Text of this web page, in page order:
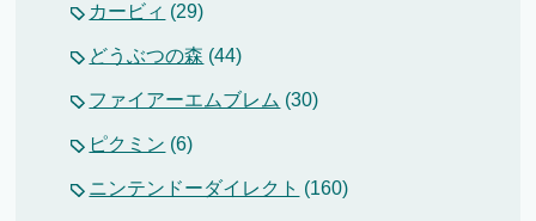
カービィ (29)
どうぶつの森 (44)
ファイアーエムブレム (30)
ピクミン (6)
ニンテンドーダイレクト (160)